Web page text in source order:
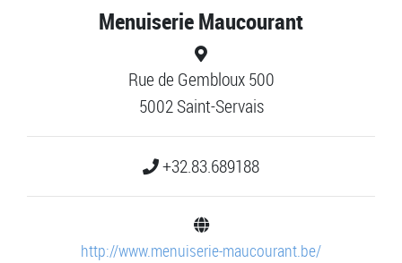
Menuiserie Maucourant
Rue de Gembloux 500
5002 Saint-Servais
+32.83.689188
http://www.menuiserie-maucourant.be/